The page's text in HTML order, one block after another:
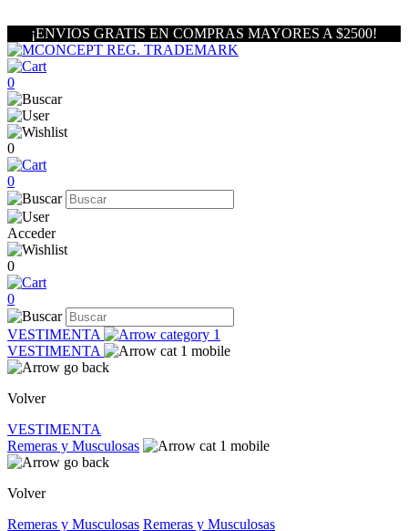
¡ENVIOS GRATIS EN COMPRAS MAYORES A $2500!
0
0
0
Acceder
0
0
VESTIMENTA
VESTIMENTA
Volver
VESTIMENTA
Remeras y Musculosas
Volver
Remeras y Musculosas Remeras y Musculosas